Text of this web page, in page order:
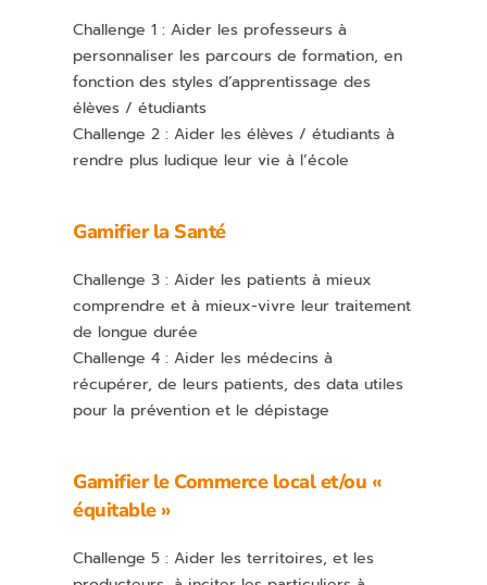
Challenge 1 : Aider les professeurs à
personnaliser les parcours de formation, en
fonction des styles d’apprentissage des
élèves / étudiants
Challenge 2 : Aider les élèves / étudiants à
rendre plus ludique leur vie à l’école
Gamifier la Santé
Challenge 3 : Aider les patients à mieux
comprendre et à mieux-vivre leur traitement
de longue durée
Challenge 4 : Aider les médecins à
récupérer, de leurs patients, des data utiles
pour la prévention et le dépistage
Gamifier le Commerce local et/ou «
équitable »
Challenge 5 : Aider les territoires, et les